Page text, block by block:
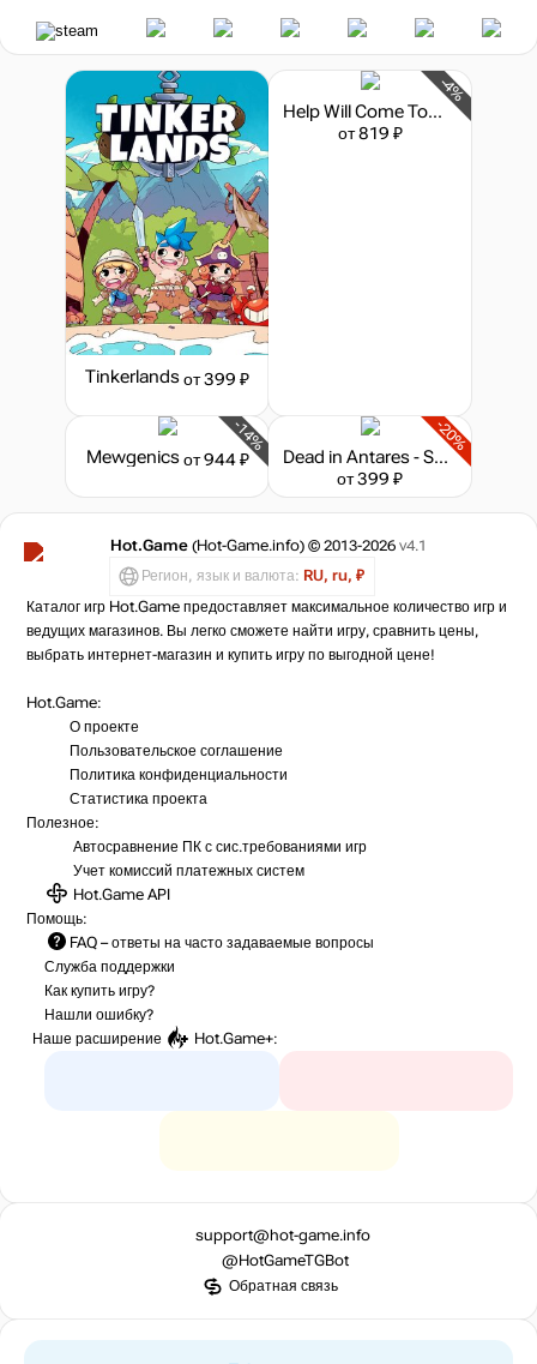
Tinkerlandsот 399 ₽
-4%
Help Will Come Tomorrow
от 819 ₽
-14%
Mewgenicsот 944 ₽
-20%
Dead in Antares - Supporter's Pack
от 399 ₽
Hot.Game (Hot-Game.info) © 2013-2026 v4.1
Регион, язык и валюта: RU, ru, ₽
Каталог игр Hot.Game предоставляет максимальное количество игр и
ведущих магазинов. Вы легко сможете найти игру, сравнить цены,
выбрать интернет-магазин и купить игру по выгодной цене!
Hot.Game:
О проекте
Пользовательское соглашение
Политика конфиденциальности
Статистика проекта
Полезное:
Автосравнение ПК с сис.требованиями игр
Учет комиссий платежных систем
Hot.Game API
Помощь:
FAQ – ответы на часто задаваемые вопросы
Служба поддержки
Как купить игру?
Нашли ошибку?
Наше расширение
Hot.Game+:
support@hot-game.info
@HotGameTGBot
Обратная связь